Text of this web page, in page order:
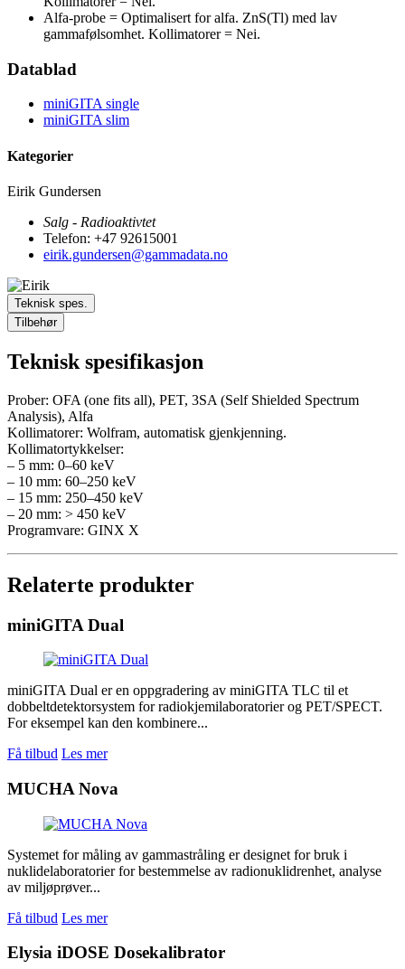
Alfa-probe = Optimalisert for alfa. ZnS(Tl) med lav
gammafølsomhet. Kollimatorer = Nei.
Datablad
miniGITA single
miniGITA slim
Kategorier
Eirik Gundersen
Salg - Radioaktivtet
Telefon: +47 92615001
eirik.gundersen@gammadata.no
Teknisk spes.
Tilbehør
Teknisk spesifikasjon
Prober: OFA (one fits all), PET, 3SA (Self Shielded Spectrum
Analysis), Alfa
Kollimatorer: Wolfram, automatisk gjenkjenning.
Kollimatortykkelser:
– 5 mm: 0–60 keV
– 10 mm: 60–250 keV
– 15 mm: 250–450 keV
– 20 mm: > 450 keV
Programvare: GINX X
Relaterte produkter
miniGITA Dual
miniGITA Dual er en oppgradering av miniGITA TLC til et
dobbeltdetektorsystem for radiokjemilaboratorier og PET/SPECT.
For eksempel kan den kombinere...
Få tilbud Les mer
MUCHA Nova
Systemet for måling av gammastråling er designet for bruk i
nuklidelaboratorier for bestemmelse av radionuklidrenhet, analyse
av miljøprøver...
Få tilbud Les mer
Elysia iDOSE Dosekalibrator